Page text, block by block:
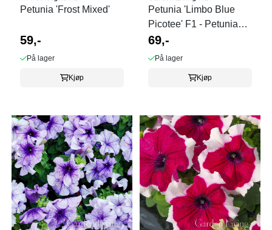
Petunia 'Frost Mixed'
59,-
På lager
Kjøp
Petunia 'Limbo Blue
Picotee' F1 - Petunia
grandiflora
69,-
På lager
Kjøp